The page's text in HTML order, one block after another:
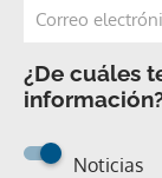
¿De cuáles
Noticias